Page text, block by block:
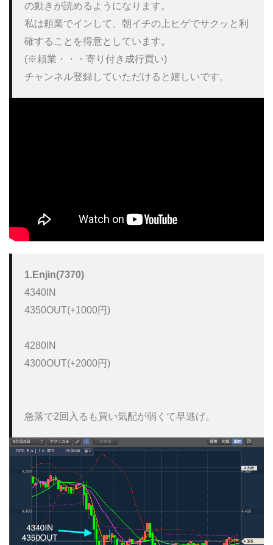
の動きが読めるようになります。
私は頼業でインして、朝イチの上ヒゲでサクッと利
確することを得意としています。
(※頼業・・・寄り付き成行買い)
チャンネル登録していただけると嬉しいです。
1.Enjin(7370)
4340IN
4350OUT(+1000円)
4280IN
4300OUT(+2000円)
急落で2回入るも買い気配が弱くて早逃げ。